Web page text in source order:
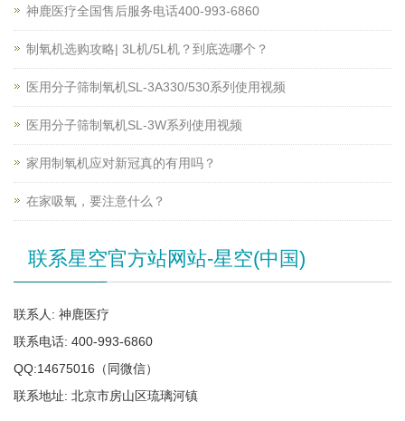
神鹿医疗全国售后服务电话400-993-6860
制氧机选购攻略| 3L机/5L机？到底选哪个？
医用分子筛制氧机SL-3A330/530系列使用视频
医用分子筛制氧机SL-3W系列使用视频
家用制氧机应对新冠真的有用吗？
在家吸氧，要注意什么？
联系星空官方站网站-星空(中国)
联系人: 神鹿医疗
联系电话: 400-993-6860
QQ:14675016（同微信）
联系地址: 北京市房山区琉璃河镇